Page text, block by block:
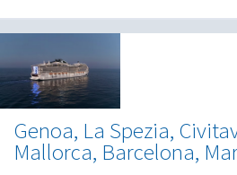
Genoa, La Spezia,
Mallorca, Barcelona,